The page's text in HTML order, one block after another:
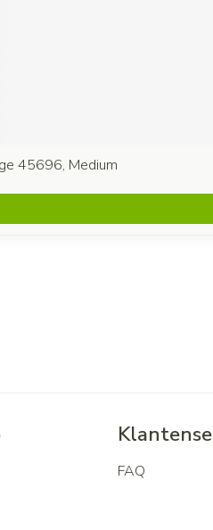
45696, Medium
FAQ